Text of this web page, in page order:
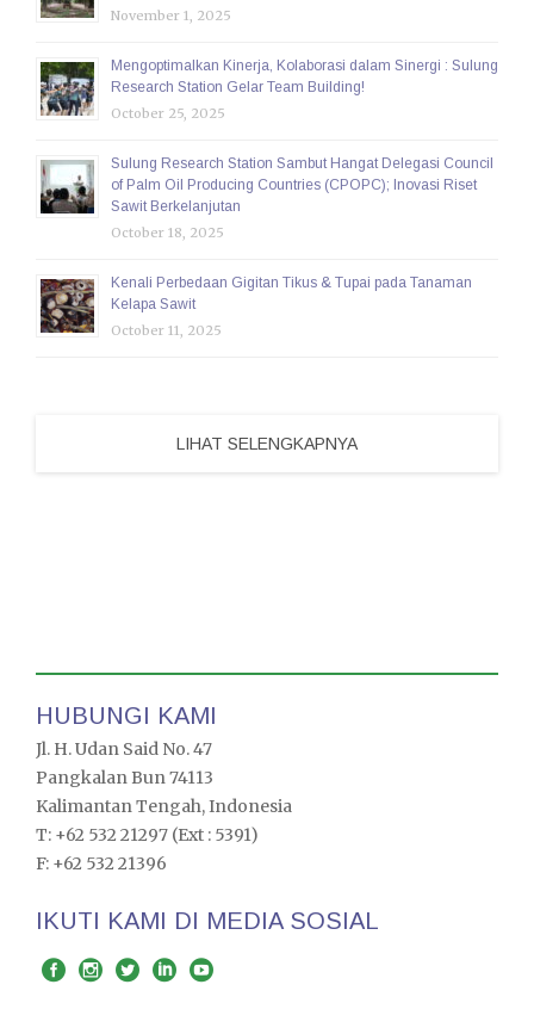
November 1, 2025
Mengoptimalkan Kinerja, Kolaborasi dalam Sinergi : Sulung
Research Station Gelar Team Building!
October 25, 2025
Sulung Research Station Sambut Hangat Delegasi Council
of Palm Oil Producing Countries (CPOPC); Inovasi Riset
Sawit Berkelanjutan
October 18, 2025
Kenali Perbedaan Gigitan Tikus & Tupai pada Tanaman
Kelapa Sawit
October 11, 2025
LIHAT SELENGKAPNYA
HUBUNGI KAMI
Jl. H. Udan Said No. 47
Pangkalan Bun 74113
Kalimantan Tengah, Indonesia
T: +62 532 21297 (Ext : 5391)
F: +62 532 21396
IKUTI KAMI DI MEDIA SOSIAL